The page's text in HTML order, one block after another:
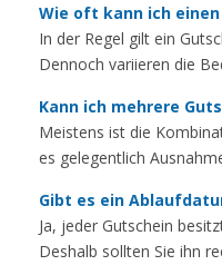
Wie oft kann ich
In der Regel gilt ein
Dennoch variieren die
Kann ich mehrere
Meistens ist die
es gelegentlich
Gibt es ein
Ja, jeder Gutschein
Deshalb sollten Sie ihn